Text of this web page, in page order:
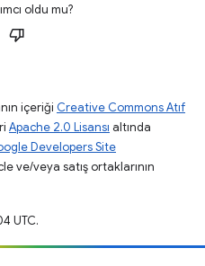
oldu mu?
içeriği Creative Commons Atıf
Apache 2.0 Lisansı altında
Developers Site
ve/veya satış ortaklarının
UTC.